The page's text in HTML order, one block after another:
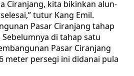
Ciranjang, kita bikinkan alun-
tutur Kang Emil.
Pasar Ciranjang tahap
di tahap satu
Pasar Ciranjang
meter persegi ini didanai pula